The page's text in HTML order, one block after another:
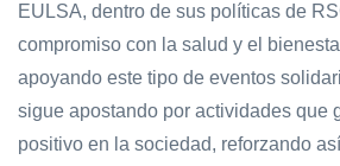
EULSA, dentro de sus políticas de
compromiso con la salud y el
apoyando este tipo de eventos
sigue apostando por actividades que
positivo en la sociedad, reforzando